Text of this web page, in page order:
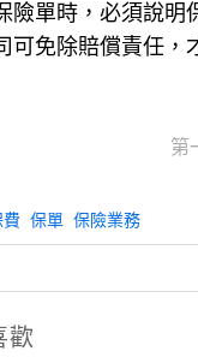
險單時，必須說
可免除賠償責任
第
保單 保險業務
歡